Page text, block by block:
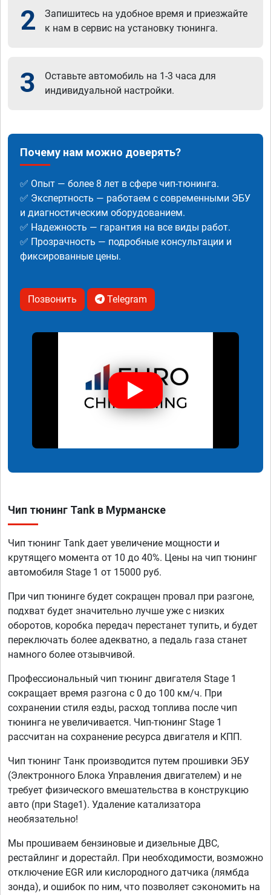
2
Запишитесь на удобное время и приезжайте
к нам в сервис на установку тюнинга.
3
Оставьте автомобиль на 1-3 часа для
индивидуальной настройки.
Почему нам можно доверять?
✅ Опыт — более 8 лет в сфере чип-тюнинга.
✅ Экспертность — работаем с современными ЭБУ
и диагностическим оборудованием.
✅ Надежность — гарантия на все виды работ.
✅ Прозрачность — подробные консультации и
фиксированные цены.
Позвонить Telegram
Чип тюнинг Tank в Мурманске
Чип тюнинг Tank дает увеличение мощности и
крутящего момента от 10 до 40%. Цены на чип тюнинг
автомобиля Stage 1 от 15000 руб.
При чип тюнинге будет сокращен провал при разгоне,
подхват будет значительно лучше уже с низких
оборотов, коробка передач перестанет тупить, и будет
переключать более адекватно, а педаль газа станет
намного более отзывчивой.
Профессиональный чип тюнинг двигателя Stage 1
сокращает время разгона с 0 до 100 км/ч. При
сохранении стиля езды, расход топлива после чип
тюнинга не увеличивается. Чип-тюнинг Stage 1
рассчитан на сохранение ресурса двигателя и КПП.
Чип тюнинг Танк производится путем прошивки ЭБУ
(Электронного Блока Управления двигателем) и не
требует физического вмешательства в конструкцию
авто (при Stage1). Удаление катализатора
необязательно!
Мы прошиваем бензиновые и дизельные ДВС,
рестайлинг и дорестайл. При необходимости, возможно
отключение EGR или кислородного датчика (лямбда
зонда), и ошибок по ним, что позволяет сэкономить на